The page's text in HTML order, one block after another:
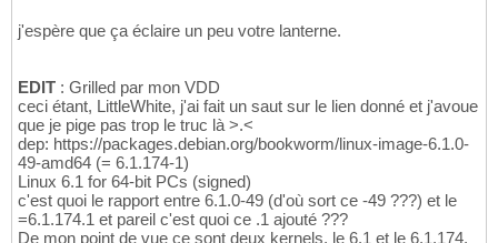
j'espère que ça éclaire un peu votre lanterne.
EDIT : Grilled par mon VDD
ceci étant, LittleWhite, j'ai fait un saut sur le lien donné et j'avoue
que je pige pas trop le truc là >.<
dep: https://packages.debian.org/bookworm/linux-image-6.1.0-
49-amd64 (= 6.1.174-1)
Linux 6.1 for 64-bit PCs (signed)
c'est quoi le rapport entre 6.1.0-49 (d'où sort ce -49 ???) et le
=6.1.174.1 et pareil c'est quoi ce .1 ajouté ???
De mon point de vue ce sont deux kernels, le 6.1 et le 6.1.174,